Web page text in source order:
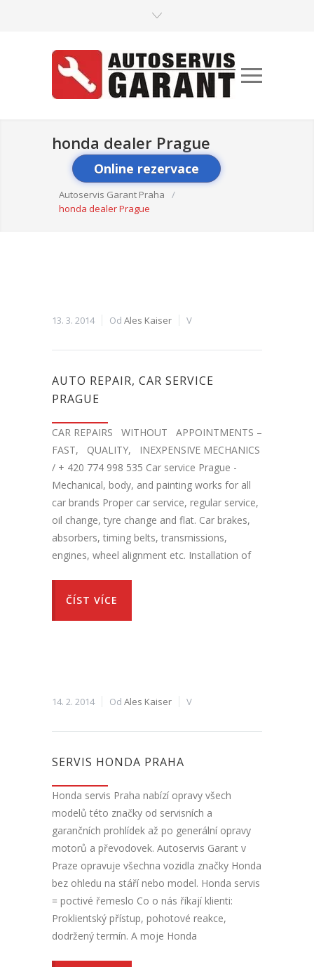
honda dealer Prague
Online rezervace
Autoservis Garant Praha
/
honda dealer Prague
13. 3. 2014 Od Ales Kaiser V
AUTO REPAIR, CAR SERVICE
PRAGUE
CAR REPAIRS WITHOUT APPOINTMENTS –
FAST, QUALITY, INEXPENSIVE MECHANICS
/ + 420 774 998 535 Car service Prague -
Mechanical, body, and painting works for all
car brands Proper car service, regular service,
oil change, tyre change and flat. Car brakes,
absorbers, timing belts, transmissions,
engines, wheel alignment etc. Installation of
ČÍST VÍCE
14. 2. 2014 Od Ales Kaiser V
SERVIS HONDA PRAHA
Honda servis Praha nabízí opravy všech
modelů této značky od servisních a
garančních prohlídek až po generální opravy
motorů a převodovek. Autoservis Garant v
Praze opravuje všechna vozidla značky Honda
bez ohledu na stáří nebo model. Honda servis
= poctivé řemeslo Co o nás říkají klienti:
Proklientský přístup, pohotové reakce,
dodržený termín. A moje Honda